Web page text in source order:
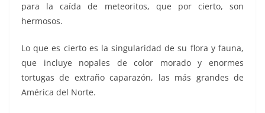
para la caída de meteoritos, que por cierto, son
hermosos.
Lo que es cierto es la singularidad de su flora y fauna,
que incluye nopales de color morado y enormes
tortugas de extraño caparazón, las más grandes de
América del Norte.